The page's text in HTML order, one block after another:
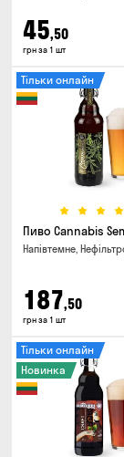
45,50
грн за 1 шт
Тільки онлайн
Пиво Cannabis
Напівтемне,
187,50
грн за 1 шт
Тільки онлайн
Новинка